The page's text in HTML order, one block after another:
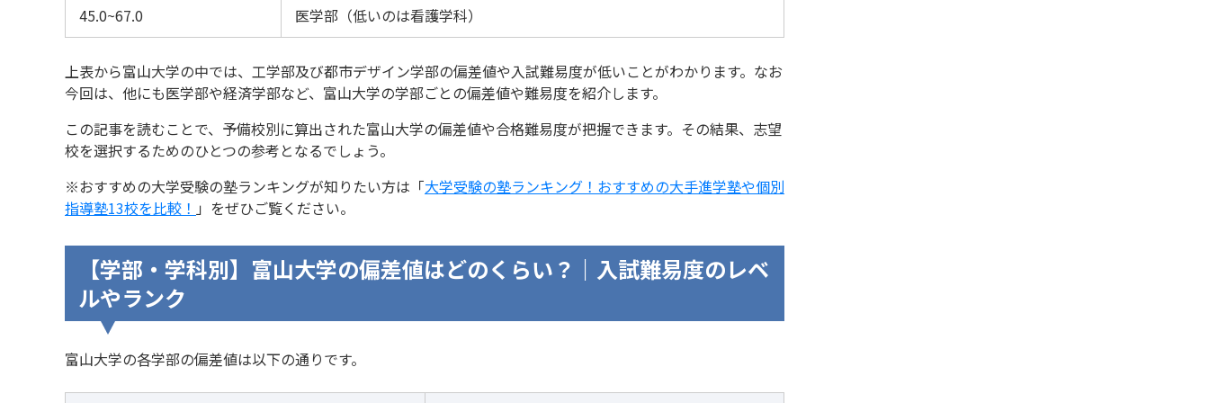
45.0~67.0 医学部（低いのは看護学科）
上表から富山大学の中では、工学部及び都市デザイン学部の偏差値や入試難易度が低いことがわかります。なお
今回は、他にも医学部や経済学部など、富山大学の学部ごとの偏差値や難易度を紹介します。
この記事を読むことで、予備校別に算出された富山大学の偏差値や合格難易度が把握できます。その結果、志望
校を選択するためのひとつの参考となるでしょう。
※おすすめの大学受験の塾ランキングが知りたい方は「大学受験の塾ランキング！おすすめの大手進学塾や個別
指導塾13校を比較！ 」をぜひご覧ください。
【学部・学科別】富山大学の偏差値はどのくらい？｜入試難易度のレベ
ルやランク
富山大学の各学部の偏差値は以下の通りです。